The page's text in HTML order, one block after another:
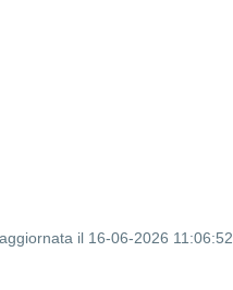
il 16-06-2026 11:06:52